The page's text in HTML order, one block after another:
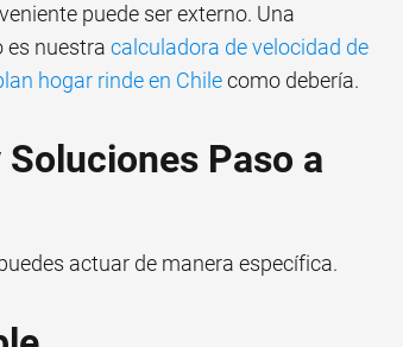
puede ser externo. Una
es nuestra calculadora de velocidad de
hogar rinde en Chilecomo debería.
Paso a
actuar de manera específica.